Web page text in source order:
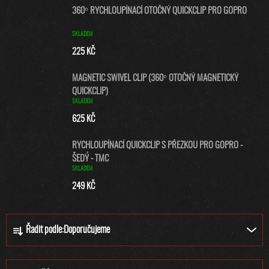
360° RYCHLOUPÍNACÍ OTOČNÝ QUICKCLIP PRO GOPRO
SKLADEM
225 KČ
MAGNETIC SWIVEL CLIP (360° OTOČNÝ MAGNETICKÝ
QUICKCLIP)
SKLADEM
625 KČ
RYCHLOUPÍNACÍ QUICKCLIP S PŘEZKOU PRO GOPRO -
ŠEDÝ - TMC
SKLADEM
249 KČ
Z
Řadit podle:Doporučujeme